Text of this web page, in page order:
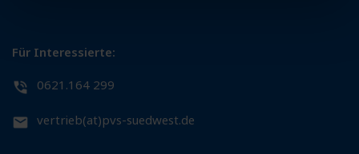
Für Interessierte:
0621.164 299
vertrieb(at)pvs-suedwest.de